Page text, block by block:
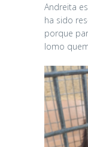
Andreita
ha sido
porque
lomo